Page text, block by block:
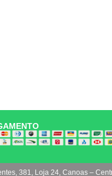
381, Loja 24, Canoas –